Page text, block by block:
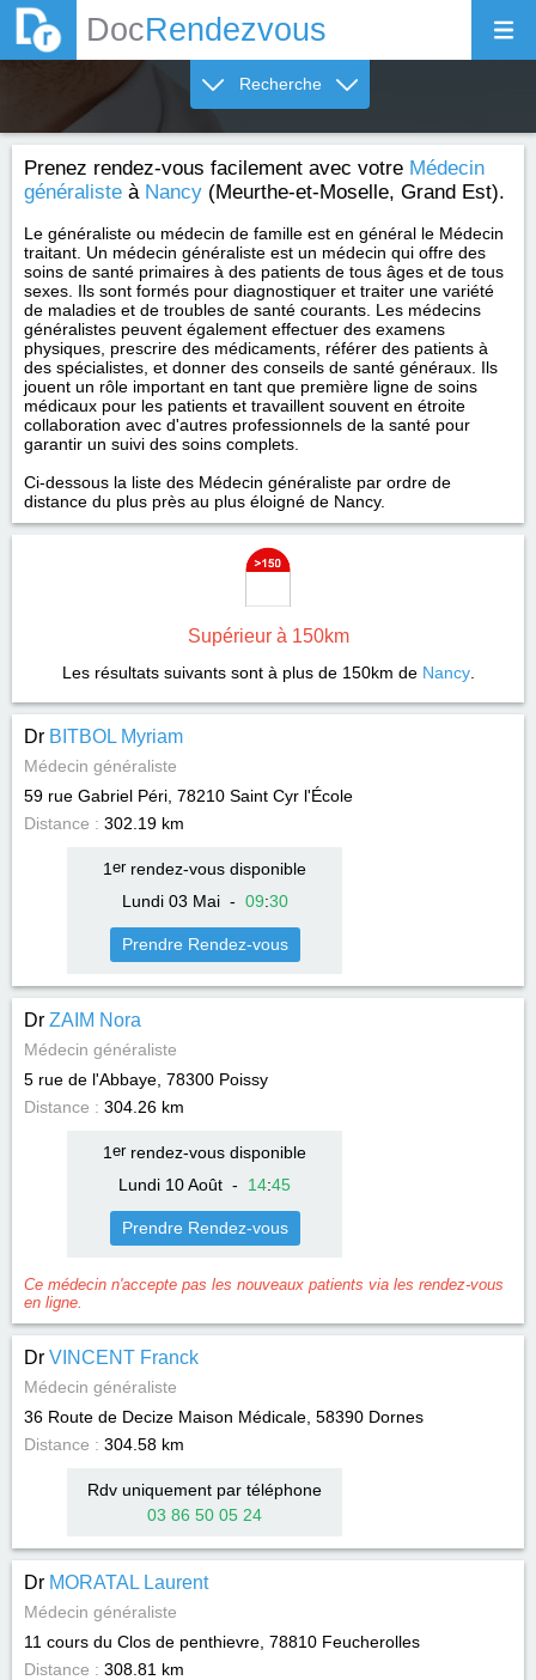
DocRendezvous
Recherche
Prenez rendez-vous facilement avec votre Médecin
généraliste à Nancy (Meurthe-et-Moselle, Grand Est).
Le généraliste ou médecin de famille est en général le Médecin
traitant. Un médecin généraliste est un médecin qui offre des
soins de santé primaires à des patients de tous âges et de tous
sexes. Ils sont formés pour diagnostiquer et traiter une variété
de maladies et de troubles de santé courants. Les médecins
généralistes peuvent également effectuer des examens
physiques, prescrire des médicaments, référer des patients à
des spécialistes, et donner des conseils de santé généraux. Ils
jouent un rôle important en tant que première ligne de soins
médicaux pour les patients et travaillent souvent en étroite
collaboration avec d'autres professionnels de la santé pour
garantir un suivi des soins complets.
Ci-dessous la liste des Médecin généraliste par ordre de
distance du plus près au plus éloigné de Nancy.
Supérieur à 150km
Les résultats suivants sont à plus de 150km de Nancy.
Dr BITBOL Myriam
Médecin généraliste
59 rue Gabriel Péri, 78210 Saint Cyr l'École
Distance : 302.19 km
1 errendez-vous disponible
Lundi 03 Mai- 09:30
Prendre Rendez-vous
Dr ZAIM Nora
Médecin généraliste
5 rue de l'Abbaye, 78300 Poissy
Distance : 304.26 km
1 errendez-vous disponible
Lundi 10 Août - 14:45
Prendre Rendez-vous
Ce médecin n'accepte pas les nouveaux patients via les rendez-vous
en ligne.
Dr VINCENT Franck
Médecin généraliste
36 Route de Decize Maison Médicale, 58390 Dornes
Distance : 304.58 km
Rdv uniquement par téléphone
03 86 50 05 24
Dr MORATAL Laurent
Médecin généraliste
11 cours du Clos de penthievre, 78810 Feucherolles
Distance : 308.81 km